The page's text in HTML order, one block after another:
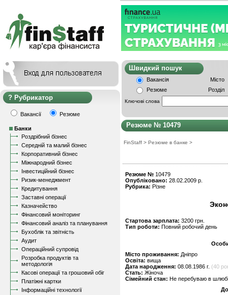
Рубрикатор
Вакансії Резюме
Банки
Роздрібний бізнес
Середній та малий бізнес
Корпоративний бізнес
Міжнародний бізнес
Інвестиційний бізнес
Ризик-менеджмент
Кредитування
Заставні операції
Казначейство
Фінансовий моніторинг
Фінансовий аналіз та планування
Бухоблік та звітність
Аудит
Операційний супровід
Розробка продуктів та
методологія
Касові операції та грошовий обіг
Платіжні картки
Інформаційні технології
Швидкий
Вакансія
Місто
Резюме
Розділ
Ключові слова
Резюме № 10479
FinStaff > Резюме в банке >
Резюме № 10479
Опубліковано: 28.02.2009 р.
Рубрика: Різне
Стартова зарплата: 3200 грн.
Тип роботи: Повний робочий день
Місто проживання: Дніпро
Освіта: вища
Дата народження: 08.08.1986 г. (40
Стать: Жіноча
Сімейний стан: Не перебуваю в